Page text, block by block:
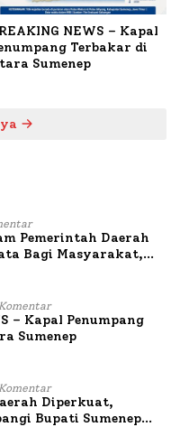
NEWS – Kapal
Terbakar di
Sumenep
Pemerintah Daerah
Bagi Masyarakat,
– Kapal Penumpang
Sumenep
Diperkuat,
Bupati Sumenep